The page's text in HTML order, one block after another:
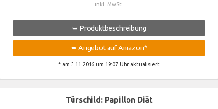
inkl. MwSt.
➥ Produktbeschreibung
➥ Angebot auf Amazon*
* am 3.11.2016 um 19:07 Uhr aktualisiert
Türschild: Papillon Diät